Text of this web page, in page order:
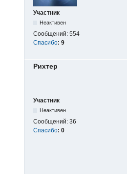
Участник
Неактивен
Сообщений: 554
Спасибо: 9
Рихтер
Участник
Неактивен
Сообщений: 36
Спасибо: 0